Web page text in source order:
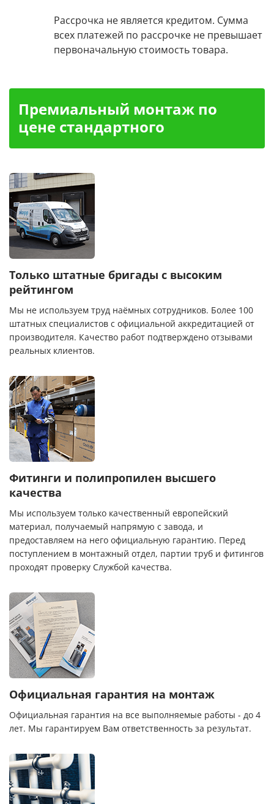
Рассрочка не является кредитом. Сумма
всех платежей по рассрочке не превышает
первоначальную стоимость товара.
Премиальный монтаж по
цене стандартного
Только штатные бригады с высоким
рейтингом
Мы не используем труд наёмных сотрудников. Более 100
штатных специалистов с официальной аккредитацией от
производителя. Качество работ подтверждено отзывами
реальных клиентов.
Фитинги и полипропилен высшего
качества
Мы используем только качественный европейский
материал, получаемый напрямую с завода, и
предоставляем на него официальную гарантию. Перед
поступлением в монтажный отдел, партии труб и фитингов
проходят проверку Службой качества.
Официальная гарантия на монтаж
Официальная гарантия на все выполняемые работы - до 4
лет. Мы гарантируем Вам ответственность за результат.